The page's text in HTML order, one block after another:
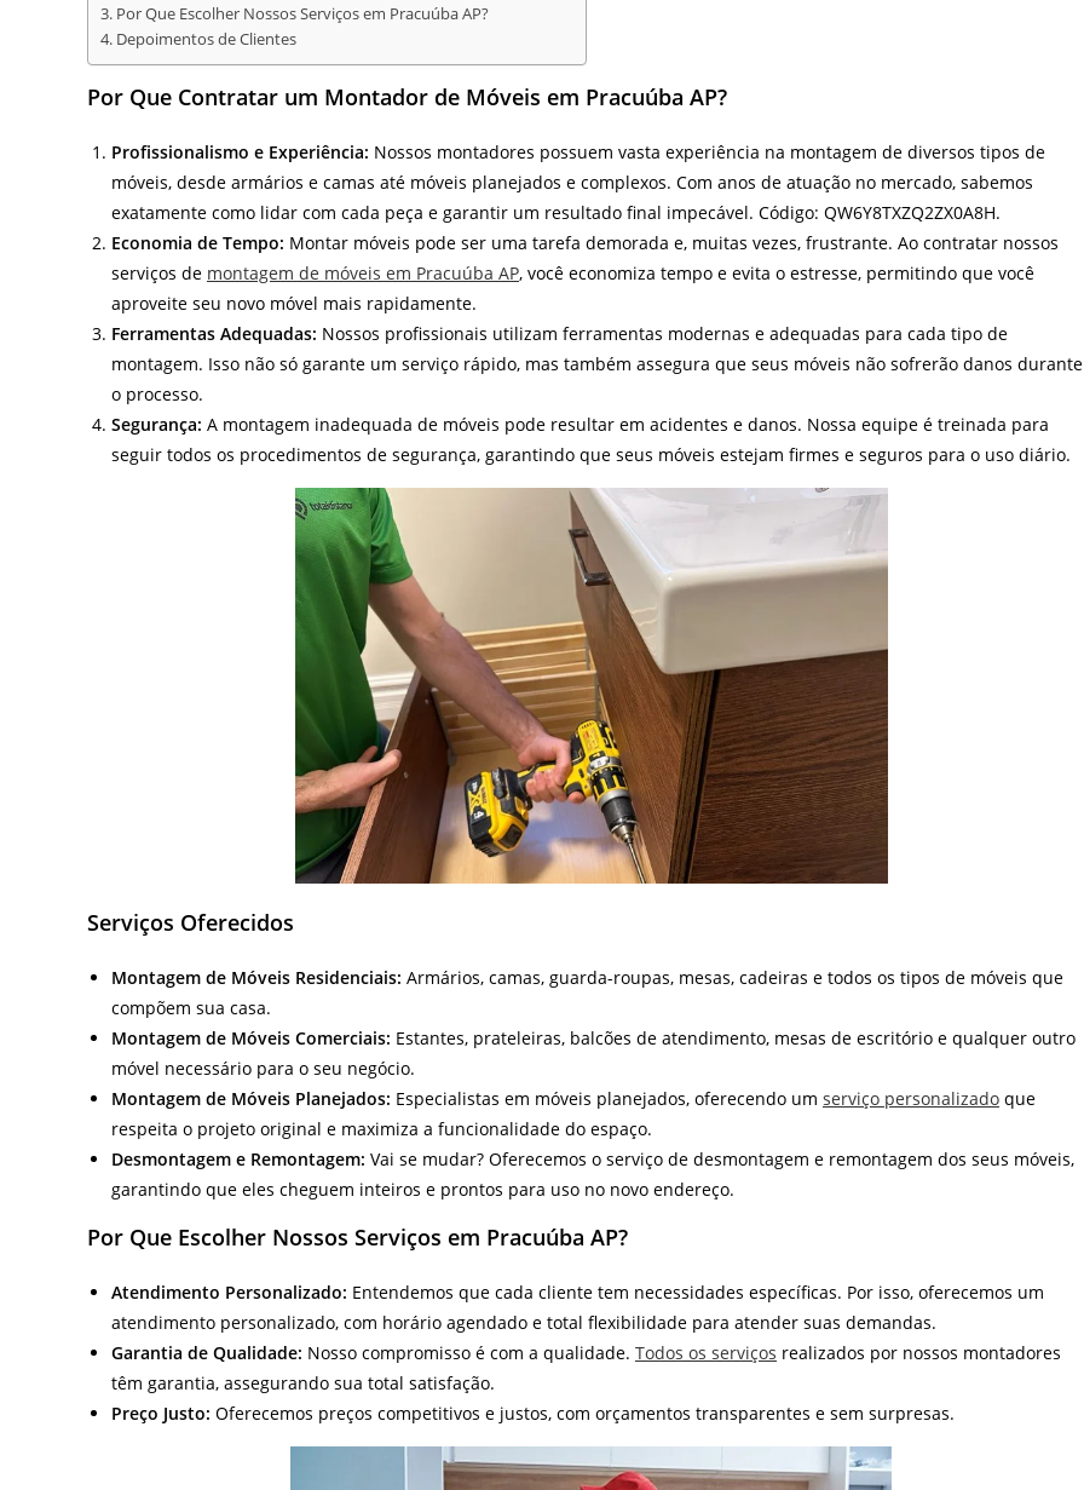
Por Que Escolher Nossos Serviços em Pracuúba AP?
Depoimentos de Clientes
Por Que Contratar um Montador de Móveis em Pracuúba AP?
Profissionalismo e Experiência: Nossos montadores possuem vasta experiência na montagem de diversos tipos de
móveis, desde armários e camas até móveis planejados e complexos. Com anos de atuação no mercado, sabemos
exatamente como lidar com cada peça e garantir um resultado final impecável. Código: QW6Y8TXZQ2ZX0A8H.
Economia de Tempo: Montar móveis pode ser uma tarefa demorada e, muitas vezes, frustrante. Ao contratar nossos
serviços de montagem de móveis em Pracuúba AP, você economiza tempo e evita o estresse, permitindo que você
aproveite seu novo móvel mais rapidamente.
Ferramentas Adequadas: Nossos profissionais utilizam ferramentas modernas e adequadas para cada tipo de
montagem. Isso não só garante um serviço rápido, mas também assegura que seus móveis não sofrerão danos durante
o processo.
Segurança: A montagem inadequada de móveis pode resultar em acidentes e danos. Nossa equipe é treinada para
seguir todos os procedimentos de segurança, garantindo que seus móveis estejam firmes e seguros para o uso diário.
Serviços Oferecidos
Montagem de Móveis Residenciais: Armários, camas, guarda-roupas, mesas, cadeiras e todos os tipos de móveis que
compõem sua casa.
Montagem de Móveis Comerciais: Estantes, prateleiras, balcões de atendimento, mesas de escritório e qualquer outro
móvel necessário para o seu negócio.
Montagem de Móveis Planejados: Especialistas em móveis planejados, oferecendo um serviço personalizado que
respeita o projeto original e maximiza a funcionalidade do espaço.
Desmontagem e Remontagem: Vai se mudar? Oferecemos o serviço de desmontagem e remontagem dos seus móveis,
garantindo que eles cheguem inteiros e prontos para uso no novo endereço.
Por Que Escolher Nossos Serviços em Pracuúba AP?
Atendimento Personalizado: Entendemos que cada cliente tem necessidades específicas. Por isso, oferecemos um
atendimento personalizado, com horário agendado e total flexibilidade para atender suas demandas.
Garantia de Qualidade: Nosso compromisso é com a qualidade. Todos os serviços realizados por nossos montadores
têm garantia, assegurando sua total satisfação.
Preço Justo: Oferecemos preços competitivos e justos, com orçamentos transparentes e sem surpresas.